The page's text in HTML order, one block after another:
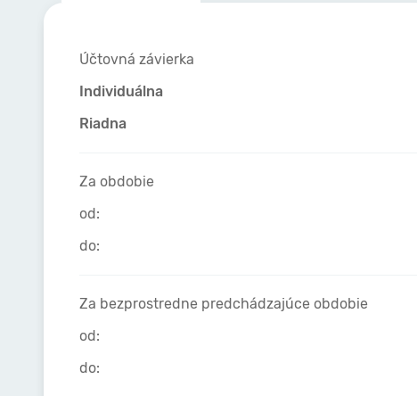
Účtovná závierka
Individuálna
Riadna
Za obdobie
od:
do:
Za bezprostredne predchádzajúce obdobie
od:
do: